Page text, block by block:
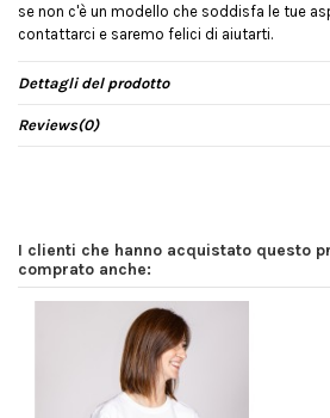
se non c'è un modello che soddisfa le tue
contattarci e saremo felici di aiutarti.
Dettagli del prodotto
Reviews(0)
I clienti che hanno acquistato questo
comprato anche: